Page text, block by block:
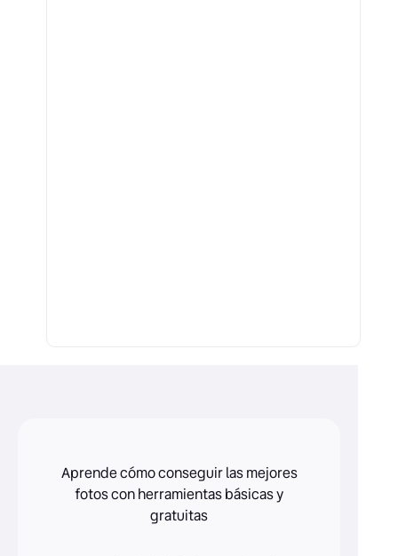
Aprende cómo conseguir las mejores
fotos con herramientas básicas y
gratuitas